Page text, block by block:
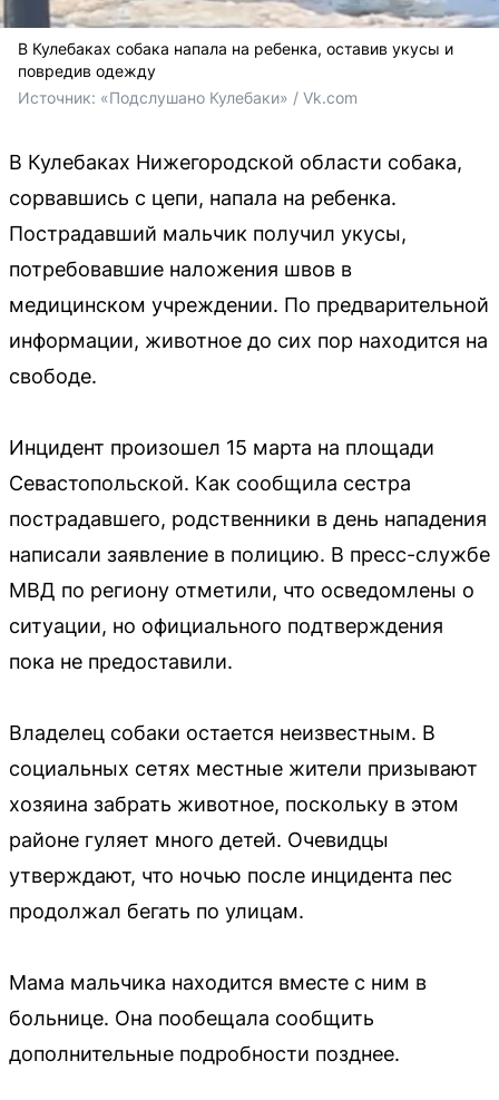
В Кулебаках собака напала на ребенка, оставив укусы и
повредив одежду
Источник: «Подслушано Кулебаки» / Vk.com
В Кулебаках Нижегородской области собака,
сорвавшись с цепи, напала на ребенка.
Пострадавший мальчик получил укусы,
потребовавшие наложения швов в
медицинском учреждении. По предварительной
информации, животное до сих пор находится на
свободе.
Инцидент произошел 15 марта на площади
Севастопольской. Как сообщила сестра
пострадавшего, родственники в день нападения
написали заявление в полицию. В пресс-службе
МВД по региону отметили, что осведомлены о
ситуации, но официального подтверждения
пока не предоставили.
Владелец собаки остается неизвестным. В
социальных сетях местные жители призывают
хозяина забрать животное, поскольку в этом
районе гуляет много детей. Очевидцы
утверждают, что ночью после инцидента пес
продолжал бегать по улицам.
Мама мальчика находится вместе с ним в
больнице. Она пообещала сообщить
дополнительные подробности позднее.